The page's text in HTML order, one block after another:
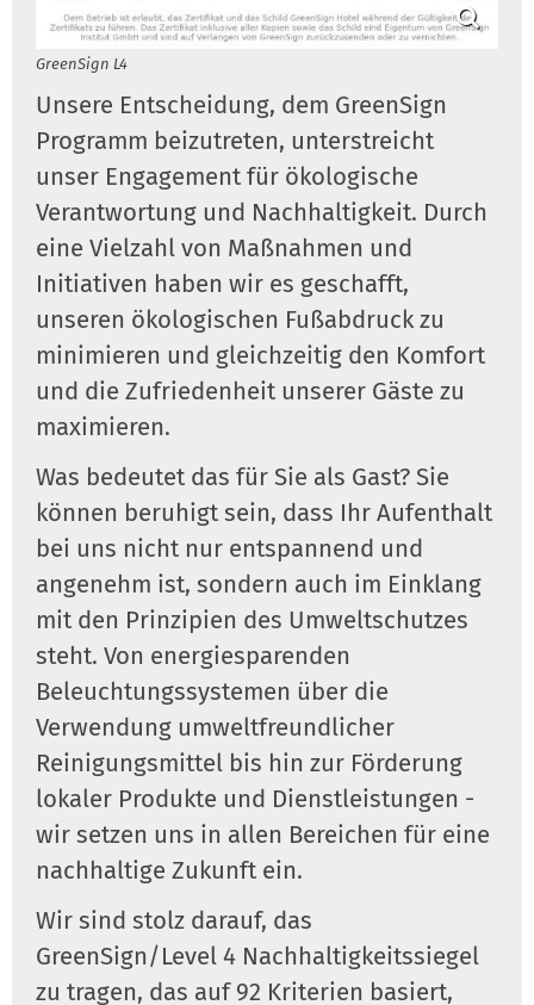
GreenSign L4
Unsere Entscheidung, dem GreenSign
Programm beizutreten, unterstreicht
unser Engagement für ökologische
Verantwortung und Nachhaltigkeit. Durch
eine Vielzahl von Maßnahmen und
Initiativen haben wir es geschafft,
unseren ökologischen Fußabdruck zu
minimieren und gleichzeitig den Komfort
und die Zufriedenheit unserer Gäste zu
maximieren.
Was bedeutet das für Sie als Gast? Sie
können beruhigt sein, dass Ihr Aufenthalt
bei uns nicht nur entspannend und
angenehm ist, sondern auch im Einklang
mit den Prinzipien des Umweltschutzes
steht. Von energiesparenden
Beleuchtungssystemen über die
Verwendung umweltfreundlicher
Reinigungsmittel bis hin zur Förderung
lokaler Produkte und Dienstleistungen -
wir setzen uns in allen Bereichen für eine
nachhaltige Zukunft ein.
Wir sind stolz darauf, das
GreenSign/Level 4 Nachhaltigkeitssiegel
zu tragen, das auf 92 Kriterien basiert,